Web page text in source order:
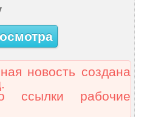
новость создана
ссылки рабочие